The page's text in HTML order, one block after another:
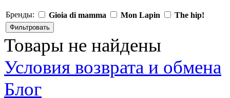
Бренды: Gioia di mamma Mon Lapin The hip!
Товары не найдены
Условия возврата и обмена
Блог